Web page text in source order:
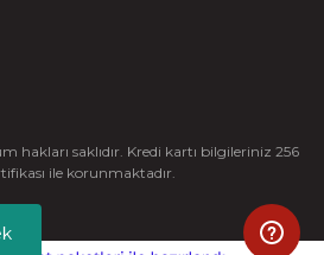
hakları saklıdır. Kredi kartı bilgileriniz 256
ile korunmaktadır.